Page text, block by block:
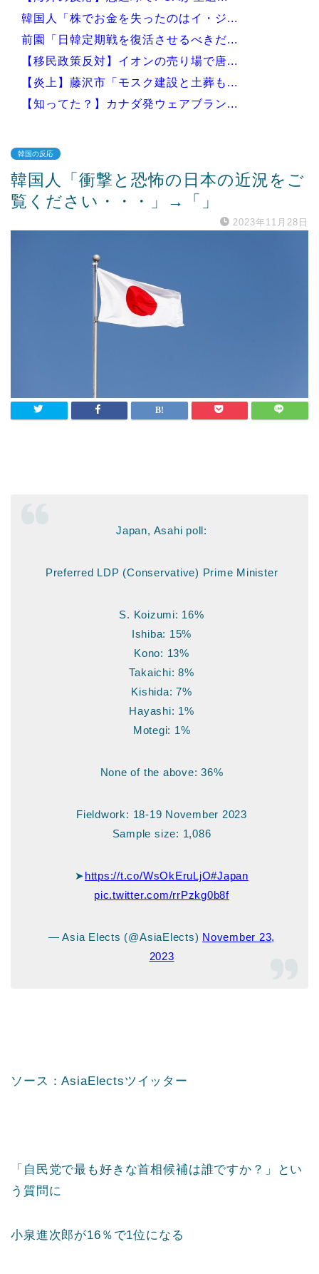
韓国人「株でお金を失ったのはイ・ジ...
前園「日韓定期戦を復活させるべきだ...
【移民政策反対】イオンの売り場で唐...
【炎上】藤沢市「モスク建設と土葬も...
【知ってた？】カナダ発ウェアブラン...
Powered by livedoor 相互RSS
韓国の反応
韓国人「衝撃と恐怖の日本の近況をご
覧ください・・・」→「」
2023年11月28日
Japan, Asahi poll:
Preferred LDP (Conservative) Prime Minister
S. Koizumi: 16%
Ishiba: 15%
Kono: 13%
Takaichi: 8%
Kishida: 7%
Hayashi: 1%
Motegi: 1%
None of the above: 36%
Fieldwork: 18-19 November 2023
Sample size: 1,086
➤https://t.co/WsOkEruLjO#Japan
pic.twitter.com/rrPzkg0b8f
— Asia Elects (@AsiaElects) November 23,
2023
ソース：AsiaElectsツイッター
「自民党で最も好きな首相候補は誰ですか？」とい
う質問に
小泉進次郎が16％で1位になる